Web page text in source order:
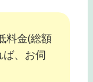
料金(総額
ば、お伺